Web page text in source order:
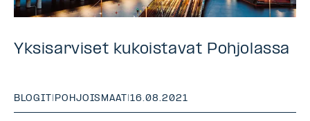
Yksisarviset kukoistavat Pohjolassa
BLOGIT POHJOISMAAT |16.08.2021